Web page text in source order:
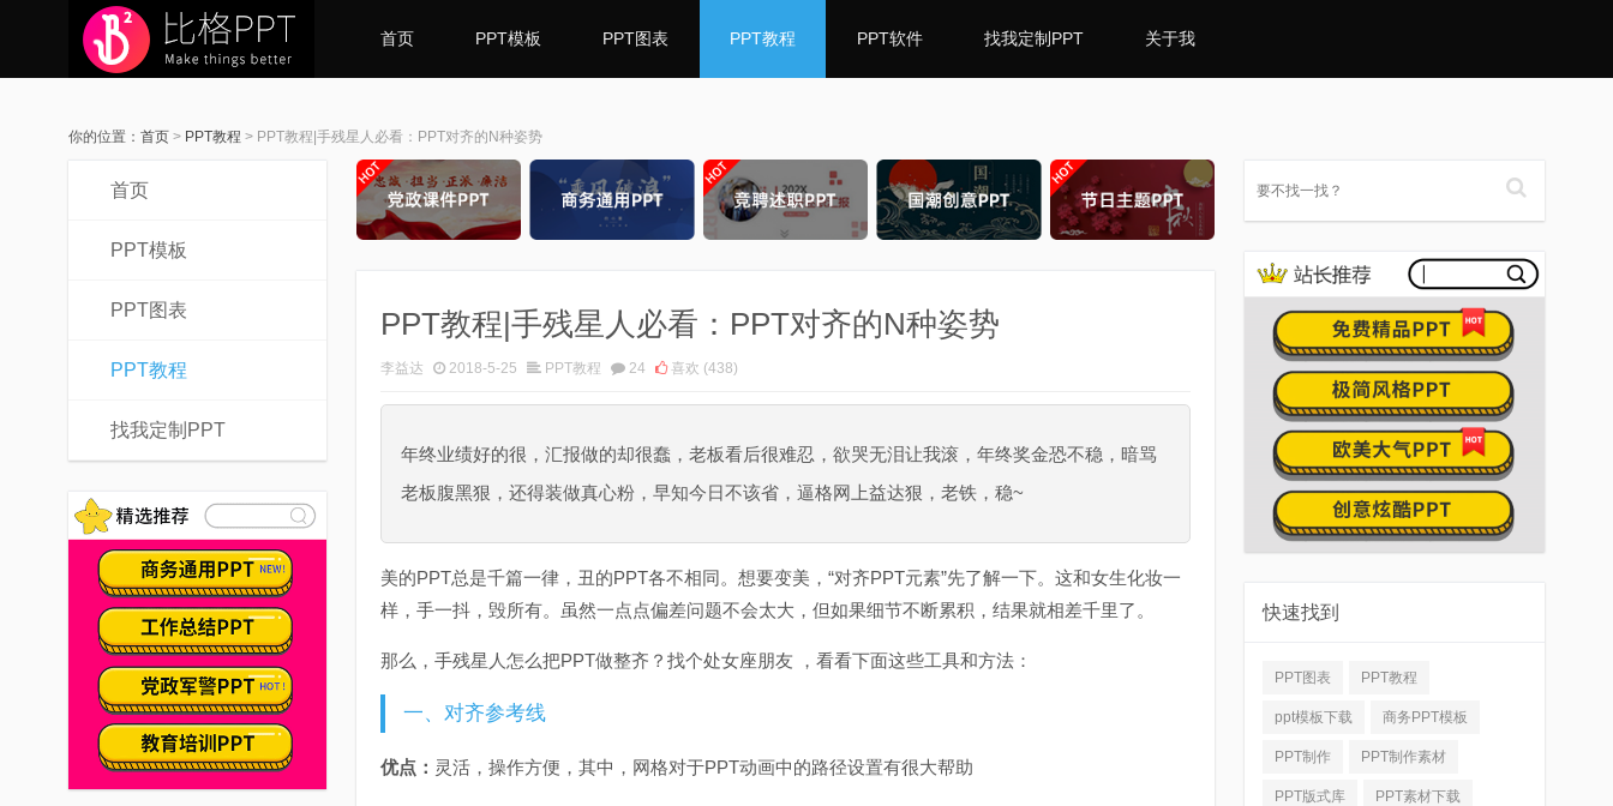
首页 PPT模板 PPT图表 PPT教程 PPT软件 找我定制PPT 关于我
你的位置： 首页 > PPT教程 > PPT教程|手残星人必看：PPT对齐的N种姿势
首页
PPT模板
PPT图表
PPT教程
找我定制PPT
PPT教程|手残星人必看：PPT对齐的N种姿势
李益达 2018-5-25 PPT教程 24 喜欢 (438)
年终业绩好的很，汇报做的却很蠢，老板看后很难忍，欲哭无泪让我滚，年终奖金恐不稳，暗骂
老板腹黑狠，还得装做真心粉，早知今日不该省，逼格网上益达狠，老铁，稳~
美的PPT总是千篇一律，丑的PPT各不相同。想要变美，“对齐PPT元素”先了解一下。这和女生化妆一
样，手一抖，毁所有。虽然一点点偏差问题不会太大，但如果细节不断累积，结果就相差千里了。
那么，手残星人怎么把PPT做整齐？找个处女座朋友 ，看看下面这些工具和方法：
一、对齐参考线
优点： 灵活，操作方便，其中，网格对于PPT动画中的路径设置有很大帮助
快速找到
PPT图表 PPT教程
ppt模板下载 商务PPT模板
PPT制作 PPT制作素材
PPT版式库 PPT素材下载